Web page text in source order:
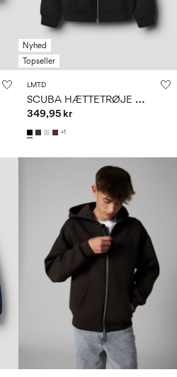
Nyhed
Topseller
LMTD
S
CUBA HÆTTETRØJE MED LYNLÅS
349,95 kr
+1